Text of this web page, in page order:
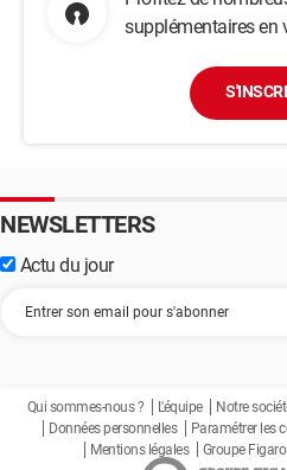
supplémentaires en
NEWSLETTERS
Actu du jour
Qui sommes-nous ? L'équipe Notre
Données personnelles
Paramétrer les
Mentions légales
Groupe Figaro